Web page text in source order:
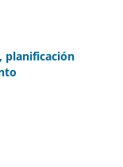
planificación